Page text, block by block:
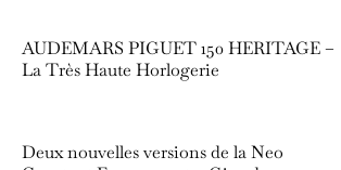
AUDEMARS PIGUET 150 HERITAGE –
La Très Haute Horlogerie
Deux nouvelles versions de la Neo